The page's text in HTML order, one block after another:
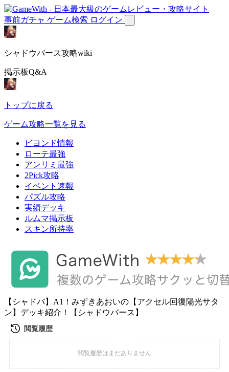
事前ガチャ ゲーム検索 ログイン
シャドウバース攻略wiki
掲示板Q&A
トップに戻る
ゲーム攻略一覧を見る
ビヨンド情報
ローテ最強
アンリミ最強
2Pick攻略
イベント速報
パズル攻略
実績デッキ
ルムマ掲示板
スキン所持率
【シャドバ】A1！みずきあおいの【アクセル回復陽光サタ
ン】デッキ紹介！【シャドウバース】